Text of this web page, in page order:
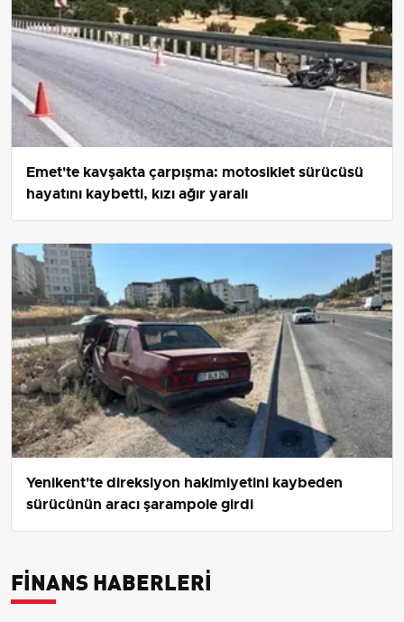
Emet'te kavşakta çarpışma: motosiklet sürücüsü
hayatını kaybetti, kızı ağır yaralı
Yenikent'te direksiyon hakimiyetini kaybeden
sürücünün aracı şarampole girdi
FINANS HABERLERI